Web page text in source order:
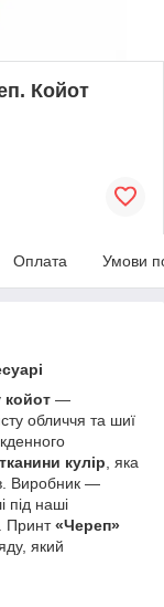
Койот
Оплата Умови
койот —
обличчя та шиї
кулір , яка
Виробник —
під наші
Принт«Череп»
який